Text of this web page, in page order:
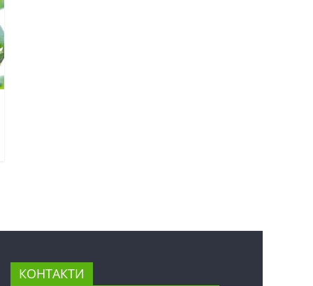
КОНТАКТИ